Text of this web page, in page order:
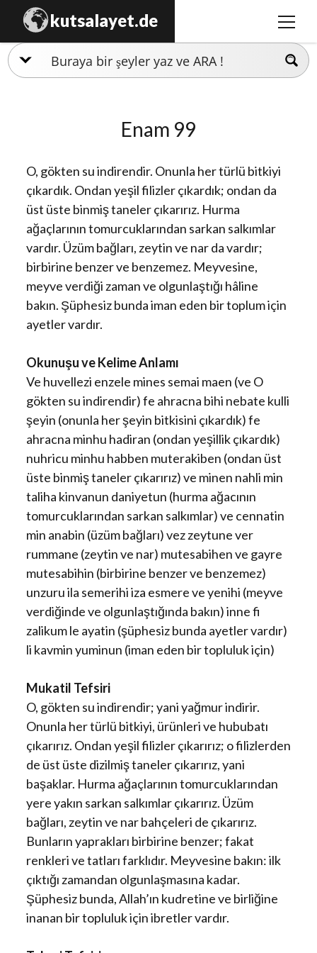
kutsalayet.de
m
İslamiyet
Ezidilik
Hinduizm
Enam 99
O, gökten su indirendir. Onunla her türlü bitkiyi
çıkardık. Ondan yeşil filizler çıkardık; ondan da
üst üste binmiş taneler çıkarırız. Hurma
ağaçlarının tomurcuklarından sarkan salkımlar
vardır. Üzüm bağları, zeytin ve nar da vardır;
birbirine benzer ve benzemez. Meyvesine,
meyve verdiği zaman ve olgunlaştığı hâline
bakın. Şüphesiz bunda iman eden bir toplum için
ayetler vardır.
Okunuşu ve Kelime Anlamı
Ve huvellezi enzele mines semai maen (ve O
gökten su indirendir) fe ahracna bihi nebate kulli
şeyin (onunla her şeyin bitkisini çıkardık) fe
ahracna minhu hadiran (ondan yeşillik çıkardık)
nuhricu minhu habben muterakiben (ondan üst
üste binmiş taneler çıkarırız) ve minen nahli min
taliha kinvanun daniyetun (hurma ağacının
tomurcuklarından sarkan salkımlar) ve cennatin
min anabin (üzüm bağları) vez zeytune ver
rummane (zeytin ve nar) mutesabihen ve gayre
mutesabihin (birbirine benzer ve benzemez)
unzuru ila semerihi iza esmere ve yenihi (meyve
verdiğinde ve olgunlaştığında bakın) inne fi
zalikum le ayatin (şüphesiz bunda ayetler vardır)
li kavmin yuminun (iman eden bir topluluk için)
Mukatil Tefsiri
O, gökten su indirendir; yani yağmur indirir.
Onunla her türlü bitkiyi, ürünleri ve hububatı
çıkarırız. Ondan yeşil filizler çıkarırız; o filizlerden
de üst üste dizilmiş taneler çıkarırız, yani
başaklar. Hurma ağaçlarının tomurcuklarından
yere yakın sarkan salkımlar çıkarırız. Üzüm
bağları, zeytin ve nar bahçeleri de çıkarırız.
Bunların yaprakları birbirine benzer; fakat
renkleri ve tatları farklıdır. Meyvesine bakın: ilk
çıktığı zamandan olgunlaşmasına kadar.
Şüphesiz bunda, Allah’ın kudretine ve birliğine
inanan bir topluluk için ibretler vardır.